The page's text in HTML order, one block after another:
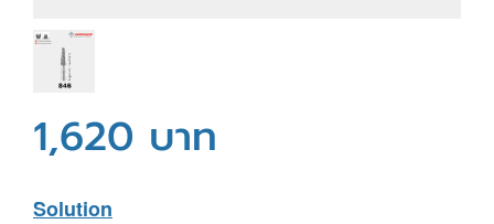
1,620 บาท
Solution